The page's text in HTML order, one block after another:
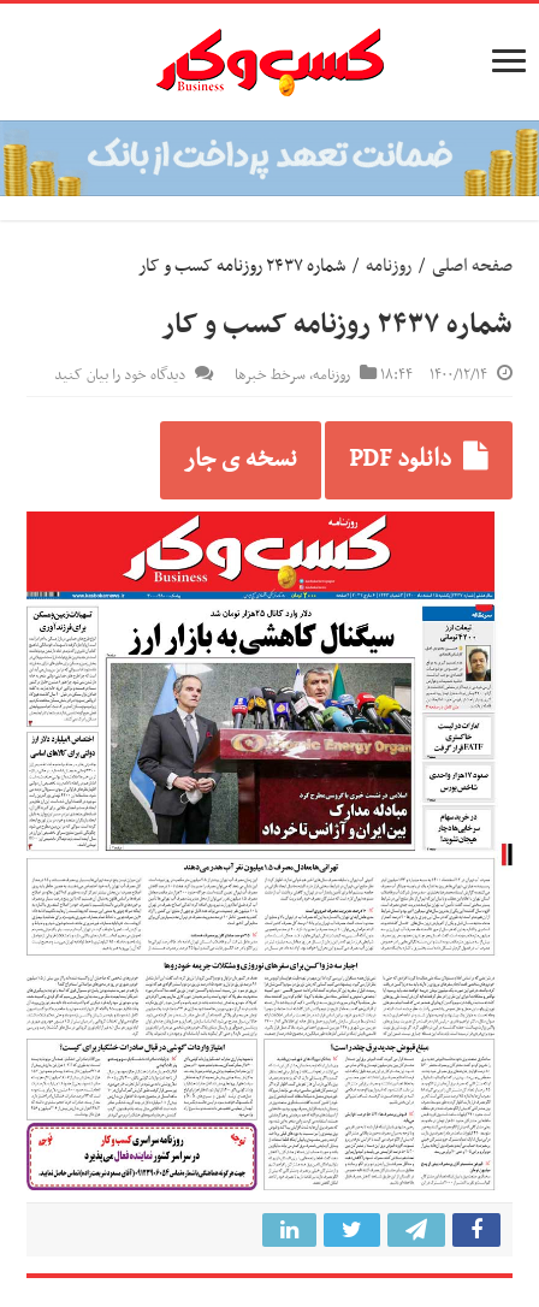
صفحه اصلی / روزنامه / شماره ۲۴۳۷ روزنامه کسب و کار
شماره ۲۴۳۷ روزنامه کسب و کار
۱۴۰۰/۱۲/۱۴ ۱۸:۴۴ روزنامه,سرخط خبرها دیدگاه خود را بیان کنید
دانلود PDF نسخه ی جار